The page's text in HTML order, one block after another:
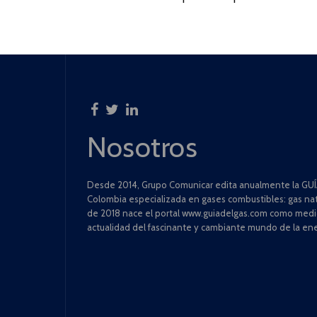
Nosotros
Desde 2014, Grupo Comunicar edita anualmente la
Colombia especializada en gases combustibles: gas
de 2018 nace el portal www.guiadelgas.com como
actualidad del fascinante y cambiante mundo de la